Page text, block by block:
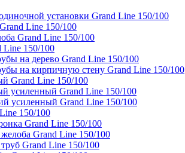
установки Grand Line 150/100
Line 150/100
Grand Line 150/100
Line 150/100
на дерево Grand Line 150/100
на кирпичную стену Grand Line 150/100
Grand Line 150/100
усиленный Grand Line 150/100
усиленный Grand Line 150/100
150/100
Grand Line 150/100
Grand Line 150/100
Grand Line 150/100